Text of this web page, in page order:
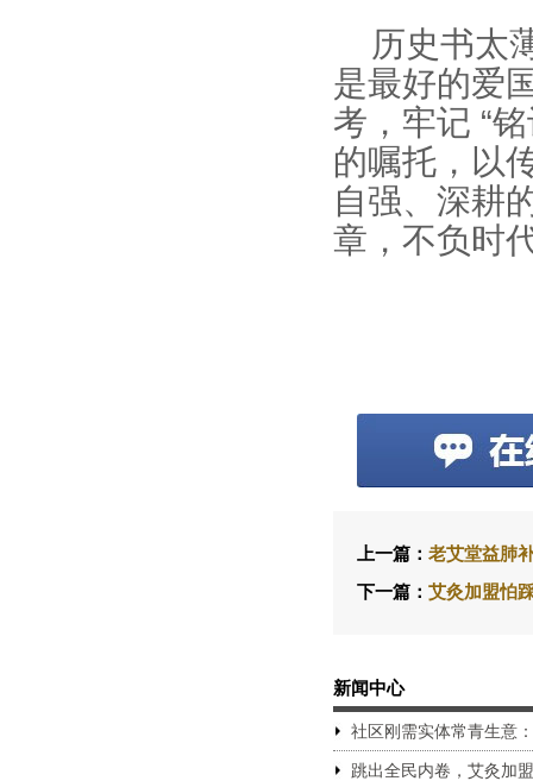
历史书太
是最好的爱
考，牢记 “
的嘱托，以
自强、深耕
章，不负时
上一篇： 老艾堂益肺
下一篇： 艾灸加盟怕
新闻中心
社区刚需实体常青生意
跳出全民内卷，艾灸加